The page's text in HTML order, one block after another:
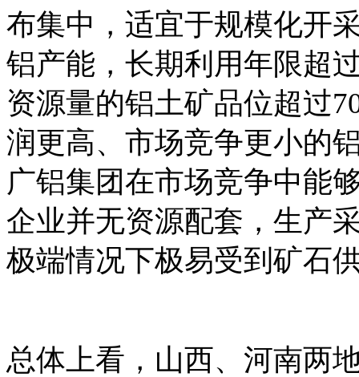
布集中，适宜于规模化开
铝产能，长期利用年限超
资源量的铝土矿品位超过
润更高、市场竞争更小的
广铝集团在市场竞争中能
企业并无资源配套，生产
极端情况下极易受到矿石
总体上看，山西、河南两